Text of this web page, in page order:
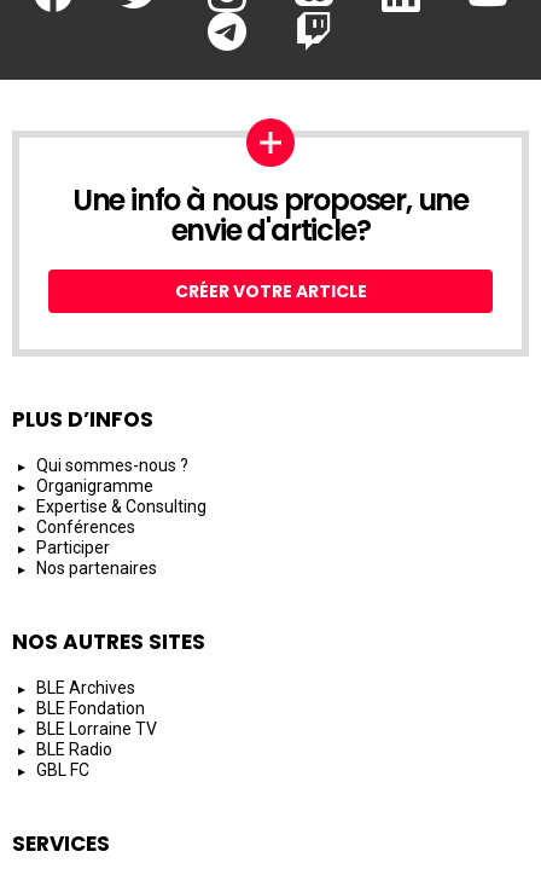
Google Play App Store
Une info à nous proposer, une
envie d'article?
CRÉER VOTRE ARTICLE
PLUS D’INFOS
Qui sommes-nous ?
Organigramme
Expertise & Consulting
Conférences
Participer
Nos partenaires
NOS AUTRES SITES
BLE Archives
BLE Fondation
BLE Lorraine TV
BLE Radio
GBL FC
SERVICES